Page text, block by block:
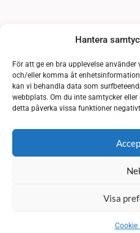
Hantera
För att ge en bra upplevelse
och/eller komma åt
kan vi behandla data som
webbplats. Om du inte samtycker
detta påverka vissa funktioner
Visa
Cookie